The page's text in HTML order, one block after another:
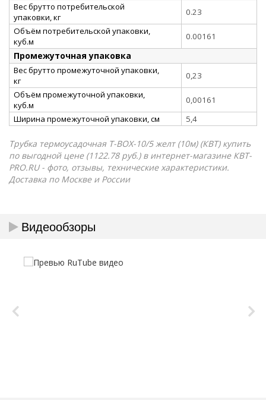
Вес брутто потребительской
упаковки, кг
0.23
Объём потребительской упаковки,
куб.м
0.00161
Промежуточная упаковка
Вес брутто промежуточной упаковки,
кг
0,23
Объём промежуточной упаковки,
куб.м
0,00161
Ширина промежуточной упаковки, см
5,4
Трубка термоусадочная Т-BOX-10/5 желт (10м) (КВТ) купить
по выгодной цене (1122.78 руб.) в интернет-магазине КВТ-
PRO.RU - фото, отзывы, технические характеристики.
Доставка по Москве и России
Видеообзоры